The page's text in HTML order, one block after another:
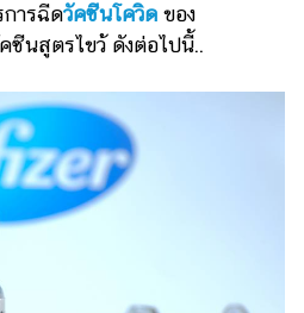
ารฉีดวัคซีนโควิด ของ
ซีนสูตรไขว้ ดังต่อไปนี้..